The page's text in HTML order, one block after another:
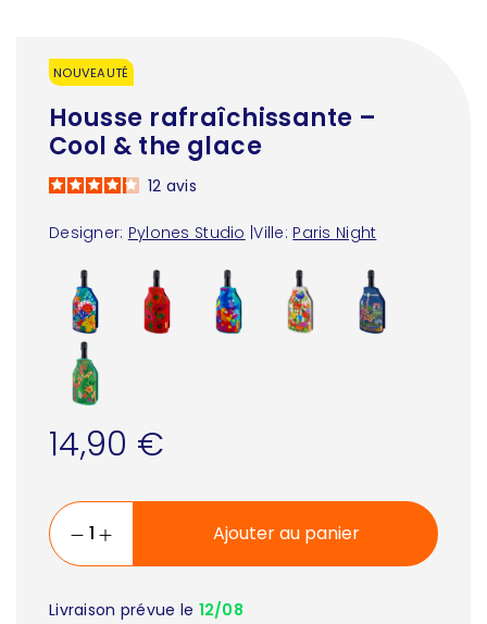
NOUVEAUTÉ
Housse rafraîchissante –
Cool & the glace
Designer: Pylones Studio |Ville: Paris Night
12 avis
14,90 €
Ajouter au panier
Livraison prévue le 12/08